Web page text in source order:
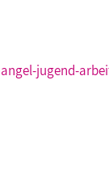
jugend-